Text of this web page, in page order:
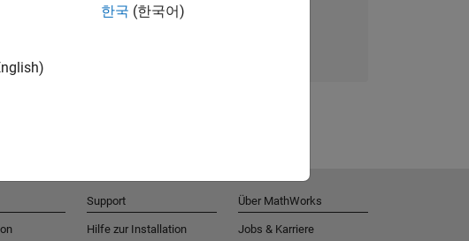
한국 (한국어)
Support
Hilfe zur Installation
Über MathWorks
Jobs & Karriere